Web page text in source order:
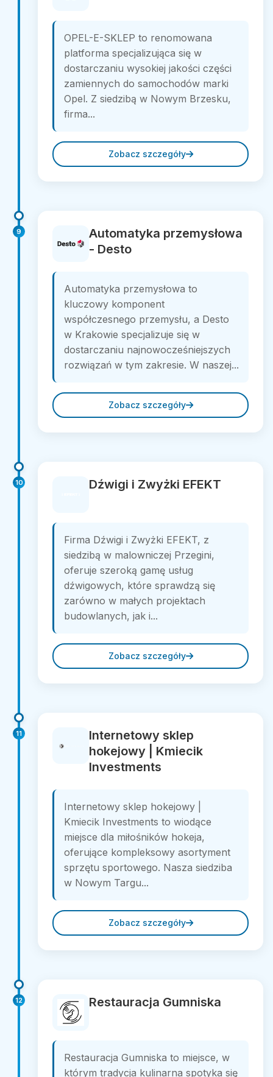
OPEL-E-SKLEP to renomowana
platforma specjalizująca się w
dostarczaniu wysokiej jakości części
zamiennych do samochodów marki
Opel. Z siedzibą w Nowym Brzesku,
firma...
Zobacz szczegóły
9
Automatyka przemysłowa
- Desto
Automatyka przemysłowa to
kluczowy komponent
współczesnego przemysłu, a Desto
w Krakowie specjalizuje się w
dostarczaniu najnowocześniejszych
rozwiązań w tym zakresie. W naszej...
Zobacz szczegóły
10 Dźwigi i Zwyżki EFEKT
Firma Dźwigi i Zwyżki EFEKT, z
siedzibą w malowniczej Przegini,
oferuje szeroką gamę usług
dźwigowych, które sprawdzą się
zarówno w małych projektach
budowlanych, jak i...
Zobacz szczegóły
11
Internetowy sklep
hokejowy | Kmiecik
Investments
Internetowy sklep hokejowy |
Kmiecik Investments to wiodące
miejsce dla miłośników hokeja,
oferujące kompleksowy asortyment
sprzętu sportowego. Nasza siedziba
w Nowym Targu...
Zobacz szczegóły
12 Restauracja Gumniska
Restauracja Gumniska to miejsce, w
którym tradycja kulinarna spotyka się